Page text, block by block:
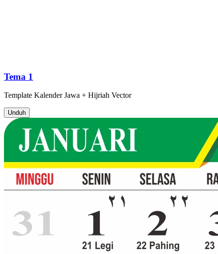
Tema 1
Template Kalender Jawa + Hijriah Vector
Unduh